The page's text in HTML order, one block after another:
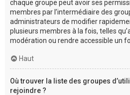
chaque groupe peut avoir ses
membres par l’intermédiaire des
administrateurs de modifier
plusieurs membres à la fois, telles
modération ou rendre accessible un
Haut
Où trouver la liste des groupes
rejoindre ?